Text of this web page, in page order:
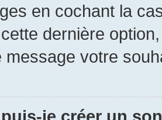
en cochant la
dernière
message votre
je créer un